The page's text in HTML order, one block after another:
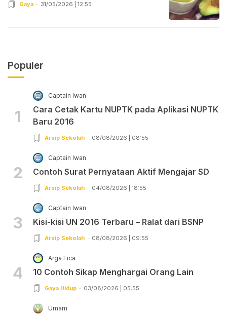
Gaya 31/05/2026 | 12:55
Populer
1
Captain Iwan
Cara Cetak Kartu NUPTK pada Aplikasi NUPTK
Baru 2016
Arsip Sekolah 08/08/2026 | 08:55
2
Captain Iwan
Contoh Surat Pernyataan Aktif Mengajar SD
Arsip Sekolah 04/08/2026 | 18:55
3
Captain Iwan
Kisi-kisi UN 2016 Terbaru – Ralat dari BSNP
Arsip Sekolah 08/08/2026 | 09:55
4
Arga Fica
10 Contoh Sikap Menghargai Orang Lain
Gaya Hidup 03/08/2026 | 05:55
Umam